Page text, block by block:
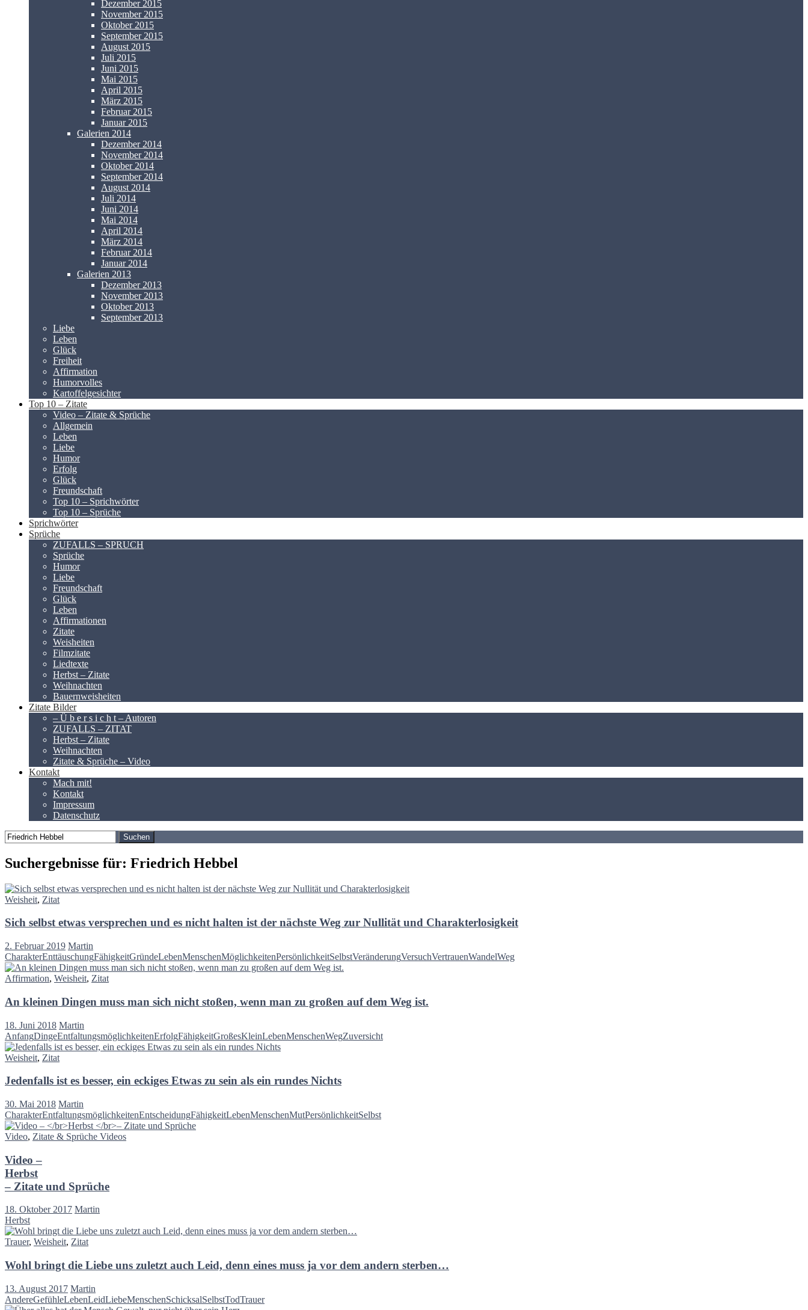
Dezember 2015
November 2015
Oktober 2015
September 2015
August 2015
Juli 2015
Juni 2015
Mai 2015
April 2015
März 2015
Februar 2015
Januar 2015
Galerien 2014
Dezember 2014
November 2014
Oktober 2014
September 2014
August 2014
Juli 2014
Juni 2014
Mai 2014
April 2014
März 2014
Februar 2014
Januar 2014
Galerien 2013
Dezember 2013
November 2013
Oktober 2013
September 2013
Liebe
Leben
Glück
Freiheit
Affirmation
Humorvolles
Kartoffelgesichter
Top 10 – Zitate
Video – Zitate & Sprüche
Allgemein
Leben
Liebe
Humor
Erfolg
Glück
Freundschaft
Top 10 – Sprichwörter
Top 10 – Sprüche
Sprichwörter
Sprüche
ZUFALLS – SPRUCH
Sprüche
Humor
Liebe
Freundschaft
Glück
Leben
Affirmationen
Zitate
Weisheiten
Filmzitate
Liedtexte
Herbst – Zitate
Weihnachten
Bauernweisheiten
Zitate Bilder
– Ü b e r s i c h t – Autoren
ZUFALLS – ZITAT
Herbst – Zitate
Weihnachten
Zitate & Sprüche – Video
Kontakt
Mach mit!
Kontakt
Impressum
Datenschutz
Suchen
nach:
Suchergebnisse für: Friedrich Hebbel
Weisheit, Zitat
Sich selbst etwas versprechen und es nicht halten ist der nächste Weg zur Nullität und Charakterlosigkeit
2. Februar 2019 Martin
CharakterEnttäuschungFähigkeitGründeLebenMenschenMöglichkeitenPersönlichkeitSelbstVeränderungVersuchVertrauenWandelWeg
Affirmation, Weisheit, Zitat
An kleinen Dingen muss man sich nicht stoßen, wenn man zu großen auf dem Weg ist.
18. Juni 2018 Martin
AnfangDingeEntfaltungsmöglichkeitenErfolgFähigkeitGroßesKleinLebenMenschenWegZuversicht
Weisheit, Zitat
Jedenfalls ist es besser, ein eckiges Etwas zu sein als ein rundes Nichts
30. Mai 2018 Martin
CharakterEntfaltungsmöglichkeitenEntscheidungFähigkeitLebenMenschenMutPersönlichkeitSelbst
Video, Zitate & Sprüche Videos
Video –
Herbst
– Zitate und Sprüche
18. Oktober 2017 Martin
Herbst
Trauer, Weisheit, Zitat
Wohl bringt die Liebe uns zuletzt auch Leid, denn eines muss ja vor dem andern sterben…
13. August 2017 Martin
AndereGefühleLebenLeidLiebeMenschenSchicksalSelbstTodTrauer